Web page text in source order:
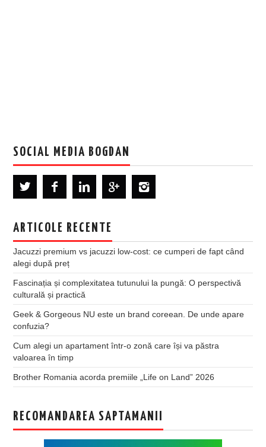
SOCIAL MEDIA BOGDAN
ARTICOLE RECENTE
Jacuzzi premium vs jacuzzi low-cost: ce cumperi de fapt când
alegi după preț
Fascinația și complexitatea tutunului la pungă: O perspectivă
culturală și practică
Geek & Gorgeous NU este un brand coreean. De unde apare
confuzia?
Cum alegi un apartament într-o zonă care își va păstra
valoarea în timp
Brother Romania acorda premiile „Life on Land” 2026
RECOMANDAREA SAPTAMANII